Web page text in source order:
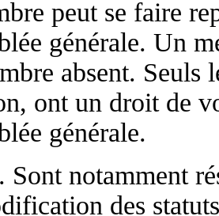
peut se faire
générale. Un
absent. Seuls
ont un droit de
générale.
. Sont notamment
des statuts